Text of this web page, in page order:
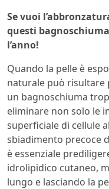
Se vuoi
questi
l’anno!
Quando la pelle è
naturale può risultare
un bagnoschiuma
eliminare non solo le
superficiale di cellule
sbiadimento precoce
è essenziale
idrolipidico cutaneo,
lungo e lasciando la